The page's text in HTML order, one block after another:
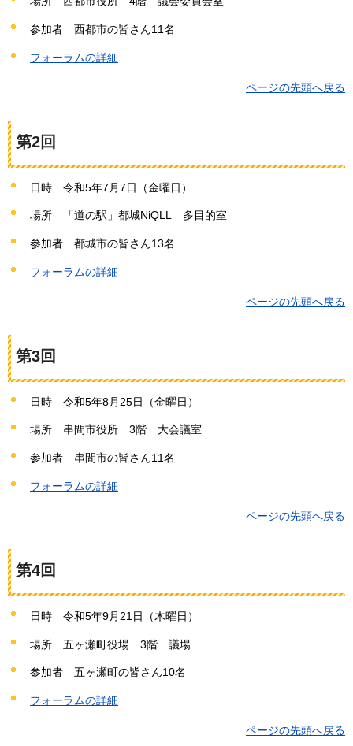
参加者 西都市の皆さん11名
フォーラムの詳細
ページの先頭へ戻る
第2回
日時 令和5年7月7日（金曜日）
場所 「道の駅」 都城NiQLL 多目的室
参加者 都城市の皆さん13名
フォーラムの詳細
ページの先頭へ戻る
第3回
日時 令和5年8月25日（金曜日）
場所 串間市役所 3階 大会議室
参加者 串間市の皆さん11名
フォーラムの詳細
ページの先頭へ戻る
第4回
日時 令和5年9月21日（木曜日）
場所 五ヶ瀬町役場 3階 議場
参加者 五ヶ瀬町の皆さん10名
フォーラムの詳細
ページの先頭へ戻る